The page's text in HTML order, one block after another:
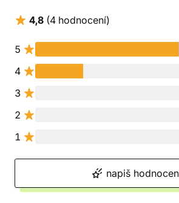
4,8 (4 hodnocení)
5
4
3
2
1
napiš